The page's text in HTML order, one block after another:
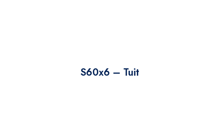
S60x6 – Tuit